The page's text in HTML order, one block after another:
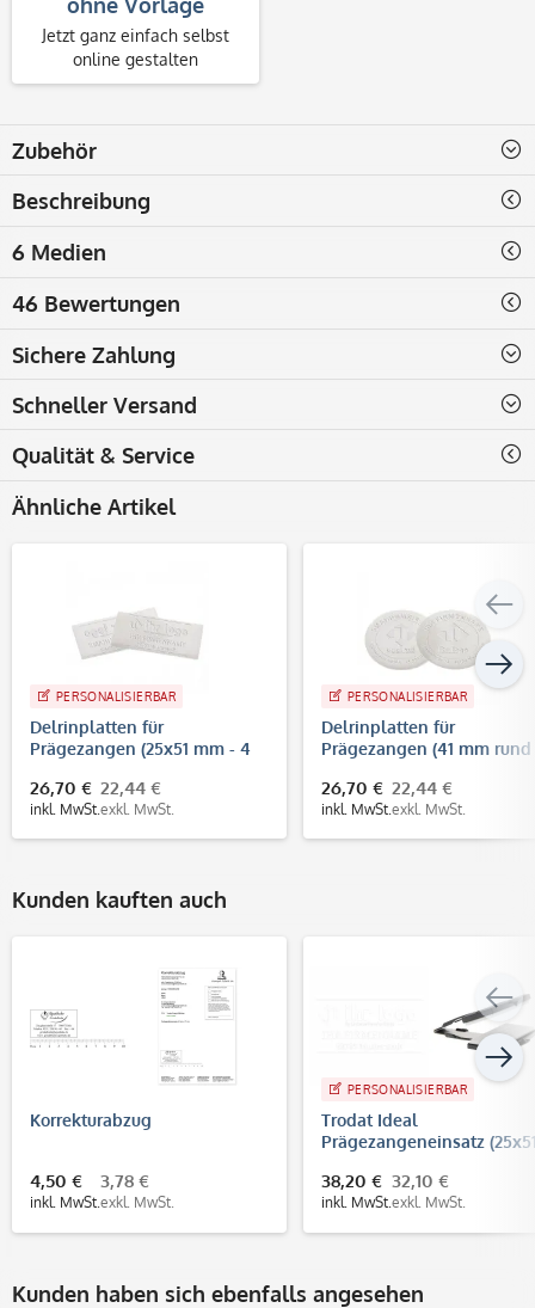
Jetzt ganz einfach selbst
online gestalten
Zubehör
Beschreibung
6 Medien
46 Bewertungen
Sichere Zahlung
Schneller Versand
Qualität & Service
Ähnliche Artikel
PERSONALISIERBAR
Delrinplatten für
Prägezangen (25x51 mm - 4
26,70 €
inkl. MwSt.
22,44 €
exkl. MwSt.
PERSONALISIERBAR
Delrinplatten für
Prägezangen (41 mm rund
26,70 €
inkl. MwSt.
22,44 €
exkl. MwSt.
Kunden kauften auch
Korrekturabzug
4,50 €
inkl. MwSt.
3,78 €
exkl. MwSt.
PERSONALISIERBAR
Trodat Ideal
Prägezangeneinsatz
38,20 €
inkl. MwSt.
32,10 €
exkl. MwSt.
Kunden haben sich ebenfalls angesehen